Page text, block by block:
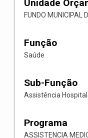
Unidade
FUNDO MUNICIPAL
Função
Saúde
Sub-Função
Assistência
Programa
ASSISTENCIA